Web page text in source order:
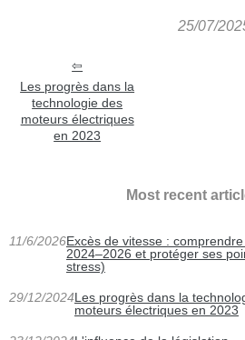
25/07/
Les progrès dans la
technologie des
moteurs électriques
en 2023
Most recent
11/6/2026Excès de vitesse :
2024–2026 et protéger ses
stress)
29/12/2024Les progrès dans la
moteurs électriques en 2023